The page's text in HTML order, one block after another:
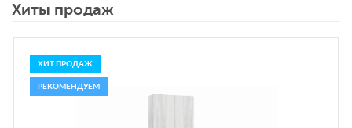
Хиты продаж
ХИТ ПРОДАЖ
РЕКОМЕНДУЕМ